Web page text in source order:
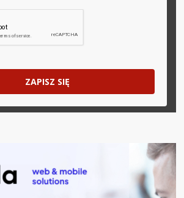
ZAPISZ SIĘ